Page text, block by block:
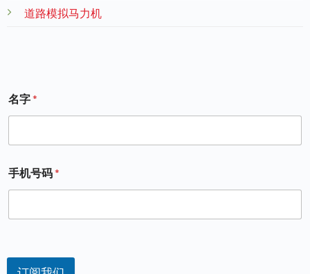
道路模拟马力机
名字*
手机号码*